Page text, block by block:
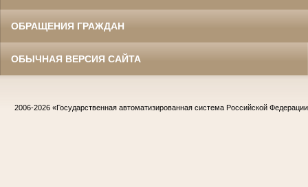
ОБРАЩЕНИЯ ГРАЖДАН
ОБЫЧНАЯ ВЕРСИЯ САЙТА
2006-2026 «Государственная автоматизированная система Российской